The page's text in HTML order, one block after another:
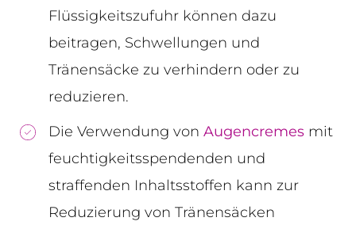
Flüssigkeitszufuhr können dazu
beitragen, Schwellungen und
Tränensäcke zu verhindern oder zu
reduzieren.
Die Verwendung von Augencremes mit
feuchtigkeitsspendenden und
straffenden Inhaltsstoffen kann zur
Reduzierung von Tränensäcken